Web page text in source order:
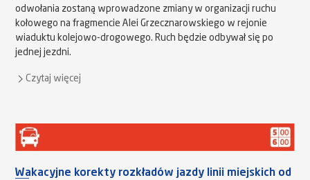
odwołania zostaną wprowadzone zmiany w organizacji ruchu
kołowego na fragmencie Alei Grzecznarowskiego w rejonie
wiaduktu kolejowo-drogowego. Ruch będzie odbywał się po
jednej jezdni.
Czytaj więcej
Wakacyjne korekty rozkładów jazdy linii miejskich od